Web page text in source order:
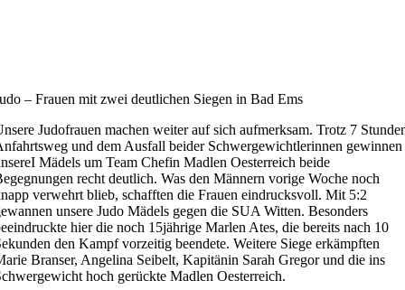
– Frauen mit zwei deutlichen Siegen in Bad Ems
Judofrauen machen weiter auf sich aufmerksam. Trotz 7
und dem Ausfall beider Schwergewichtlerinnen gewinnen
Mädels um Team Chefin Madlen Oesterreich beide
recht deutlich. Was den Männern vorige Woche noch
verwehrt blieb, schafften die Frauen eindrucksvoll. Mit 5:2
unsere Judo Mädels gegen die SUA Witten. Besonders
hier die noch 15jährige Marlen Ates, die bereits nach 10
den Kampf vorzeitig beendete. Weitere Siege erkämpften
Branser, Angelina Seibelt, Kapitänin Sarah Gregor und die ins
hoch gerückte Madlen Oesterreich.